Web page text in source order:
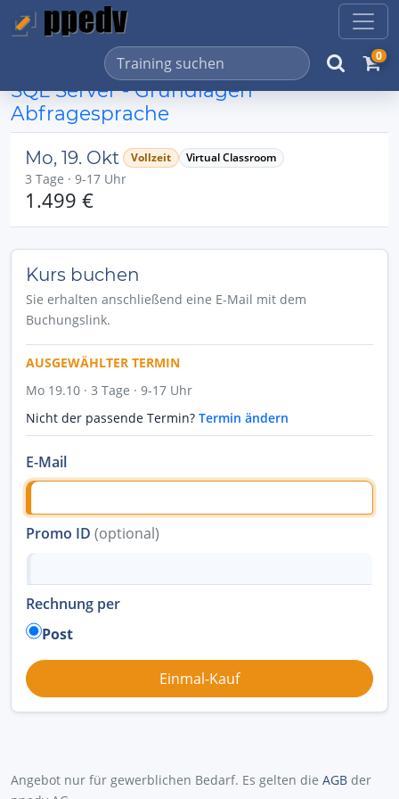
0
SQL Server - Grundlagen
Abfragesprache
Mo, 19. Okt Vollzeit Virtual Classroom
3 Tage · 9-17 Uhr
1.499 €
Kurs buchen
Sie erhalten anschließend eine E-Mail mit dem
Buchungslink.
AUSGEWÄHLTER TERMIN
Mo 19.10 · 3 Tage · 9-17 Uhr
Nicht der passende Termin? Termin ändern
E-Mail
Promo ID (optional)
Rechnung per
Post
Angebot nur für gewerblichen Bedarf. Es gelten die AGB der